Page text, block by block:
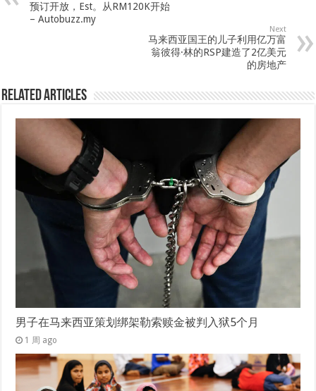
预订开放，Est。从RM120K开始
– Autobuzz.my
Next
马来西亚国王的儿子利用亿万富
翁彼得·林的RSP建造了2亿美元
的房地产
Related Articles
男子在马来西亚策划绑架勒索赎金被判入狱5个月
1 周 ago